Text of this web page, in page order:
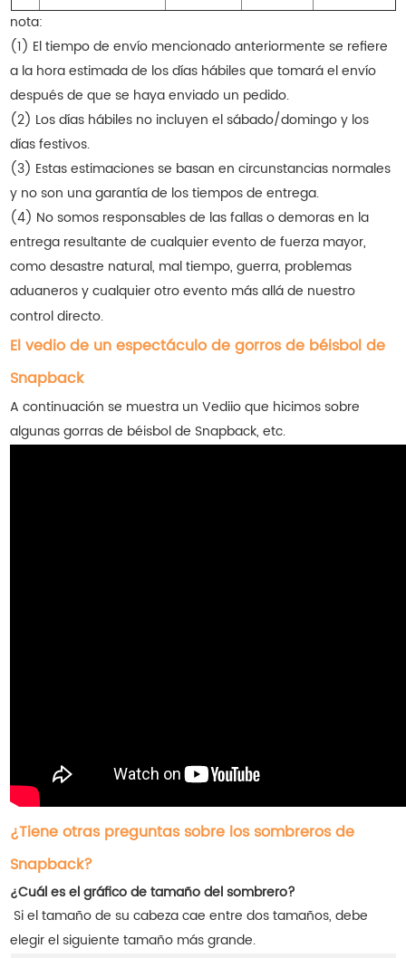
nota:
(1) El tiempo de envío mencionado anteriormente se refiere
a la hora estimada de los días hábiles que tomará el envío
después de que se haya enviado un pedido.
(2) Los días hábiles no incluyen el sábado/domingo y los
días festivos.
(3) Estas estimaciones se basan en circunstancias normales
y no son una garantía de los tiempos de entrega.
(4) No somos responsables de las fallas o demoras en la
entrega resultante de cualquier evento de fuerza mayor,
como desastre natural, mal tiempo, guerra, problemas
aduaneros y cualquier otro evento más allá de nuestro
control directo.
El vedio de un espectáculo de gorros de béisbol de
Snapback
A continuación se muestra un Vediio que hicimos sobre
algunas gorras de béisbol de Snapback, etc.
¿Tiene otras preguntas sobre los sombreros de
Snapback?
¿Cuál es el gráfico de tamaño del sombrero?
Si el tamaño de su cabeza cae entre dos tamaños, debe
elegir el siguiente tamaño más grande.